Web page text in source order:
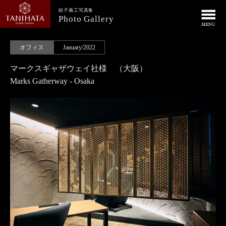
組子施工写真集
Photo Gallery
オフィス January/2022
マークスギャザウェイ社様 （大阪）
Marks Gatherway - Osaka